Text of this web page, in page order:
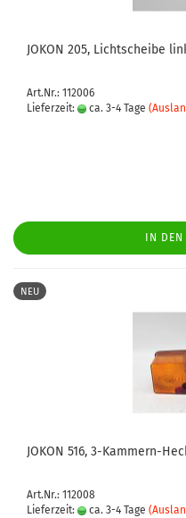
JOKON 205, Lichtscheibe
Art.Nr.: 112006
Lieferzeit:
ca. 3-4 Tage
IN
NEU
JOKON 516, 3-Kammern-
Art.Nr.: 112008
Lieferzeit:
ca. 3-4 Tage